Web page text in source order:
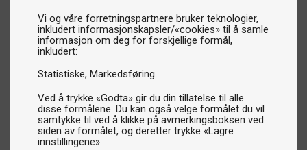
Vi og våre forretningspartnere bruker teknologier,
inkludert informasjonskapsler/«cookies» til å samle
informasjon om deg for forskjellige formål,
inkludert:
Statistiske Markedsføring
Ved å trykke «Godta» gir du din tillatelse til alle
disse formålene. Du kan også velge formålet du vil
samtykke til ved å klikke på avmerkingsboksen ved
siden av formålet, og deretter trykke «Lagre
innstillingene».